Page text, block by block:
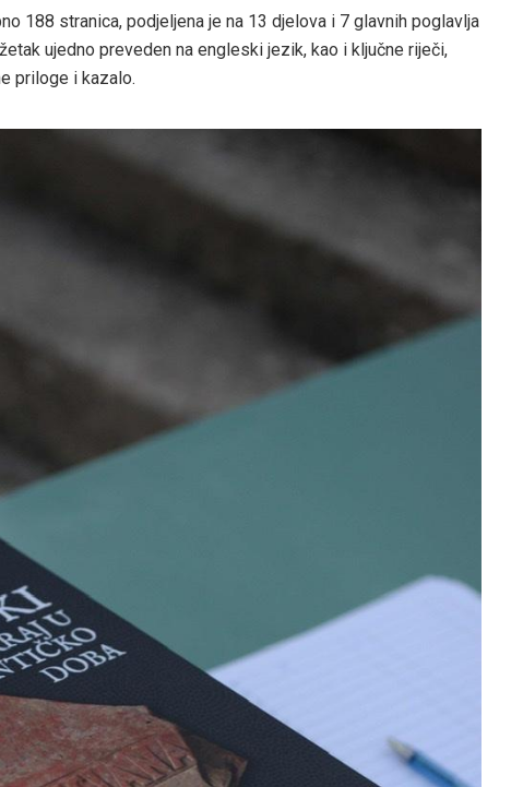
188 stranica, podjeljena je na 13 djelova i 7 glavnih poglavlja
ujedno preveden na engleski jezik, kao i ključne riječi,
priloge i kazalo.